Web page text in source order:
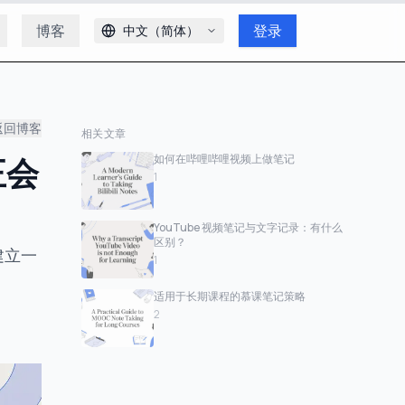
博客 中文（简体） 登录
回博客
一
相关文章
如何在哔哩哔哩视频上做笔记
1
YouTube 视频笔记与文字记录：有什么
区别？
1
适用于长期课程的慕课笔记策略
2